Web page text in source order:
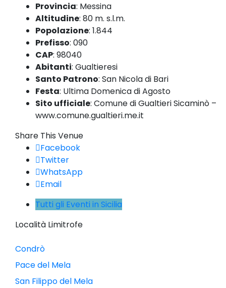
Provincia: Messina
Altitudine: 80 m. s.l.m.
Popolazione: 1.844
Prefisso: 090
CAP: 98040
Abitanti: Gualtieresi
Santo Patrono: San Nicola di Bari
Festa: Ultima Domenica di Agosto
Sito ufficiale: Comune di Gualtieri Sicaminò –
www.comune.gualtieri.me.it
Share This Venue
Facebook
Twitter
WhatsApp
Email
Tutti gli Eventi in Sicilia
Località Limitrofe
Condrò
Pace del Mela
San Filippo del Mela